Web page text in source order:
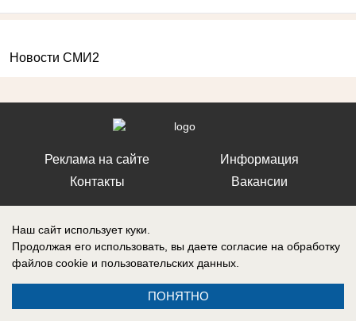
Новости СМИ2
Реклама на сайте
Контакты
Информация
Вакансии
Запись о регистрации СМИ: Эл № ФС77-76112, выдано Федеральной
массовых коммуникаций (Роскомнадзор) 12 июля 2019 г.
Наш сайт использует куки.
Продолжая его использовать, вы даете согласие на обработку
файлов cookie и пользовательских данных.
ПОНЯТНО